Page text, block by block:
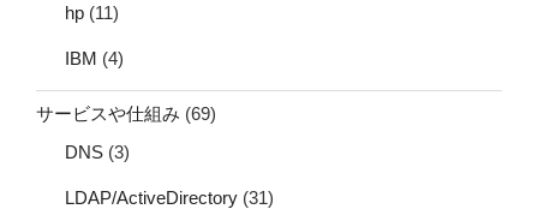
hp (11)
IBM (4)
サービスや仕組み (69)
DNS (3)
LDAP/ActiveDirectory (31)